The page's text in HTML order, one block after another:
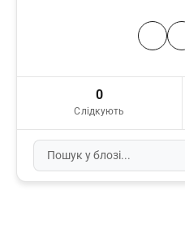
0
Слідкують